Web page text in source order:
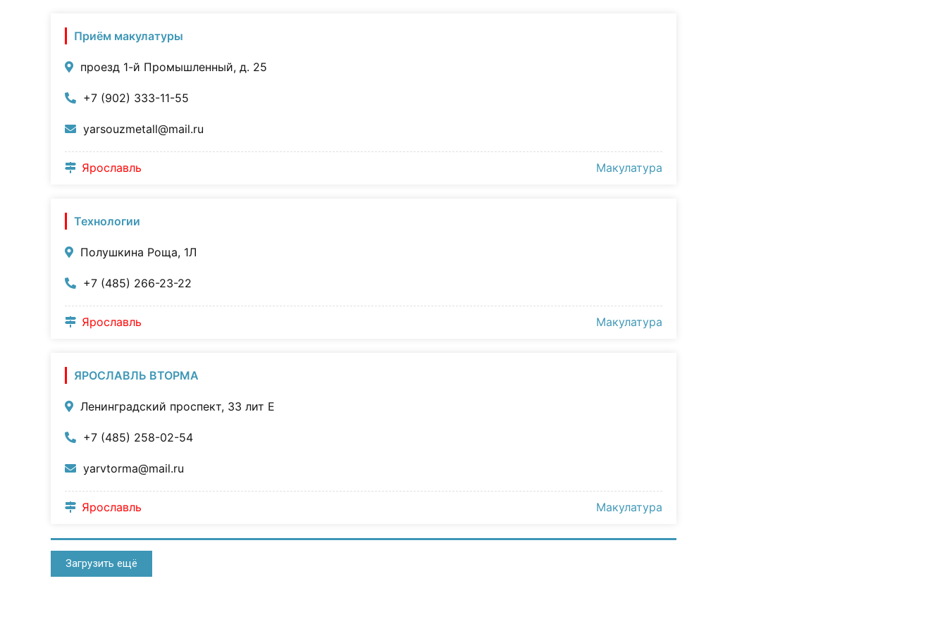
Приём макулатуры
проезд 1-й Промышленный, д. 25
+7 (902) 333-11-55
yarsouzmetall@mail.ru
Ярославль Макулатура
Технологии
Полушкина Роща, 1Л
+7 (485) 266-23-22
Ярославль Макулатура
ЯРОСЛАВЛЬ ВТОРМА
Ленинградский проспект, 33 лит Е
+7 (485) 258-02-54
yarvtorma@mail.ru
Ярославль Макулатура
Загрузить ещё